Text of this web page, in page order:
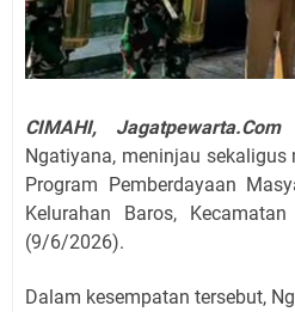
CIMAHI,
Ngatiyana, meninjau sekaligus
Program Pemberdayaan
Kelurahan Baros,
(9/6/2026).
Dalam kesempatan tersebut,